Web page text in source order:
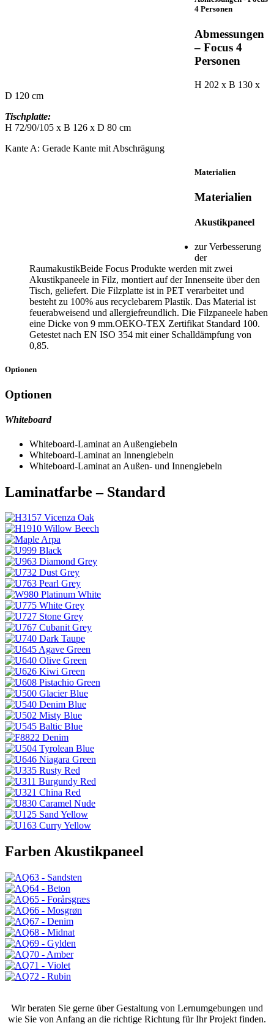
4 Personen
Abmessungen
– Focus 4
Personen
H 202 x B 130 x
D 120 cm
Tischplatte:
H 72/90/105 x B 126 x D 80 cm
Kante A: Gerade Kante mit Abschrägung
Materialien
Materialien
Akustikpaneel
zur Verbesserung
der
RaumakustikBeide Focus Produkte werden mit zwei
Akustikpaneele in Filz, montiert auf der Innenseite über den
Tisch, geliefert. Die Filzplatte ist in PET verarbeitet und
besteht zu 100% aus recyclebarem Plastik. Das Material ist
feuerabweisend und allergiefreundlich. Die Filzpaneele haben
eine Dicke von 9 mm.OEKO-TEX Zertifikat Standard 100.
Getestet nach EN ISO 354 mit einer Schalldämpfung von
0,85.
Optionen
Optionen
Whiteboard
Whiteboard-Laminat an Außengiebeln
Whiteboard-Laminat an Innengiebeln
Whiteboard-Laminat an Außen- und Innengiebeln
Laminatfarbe – Standard
Farben Akustikpaneel
Wir beraten Sie gerne über Gestaltung von Lernumgebungen und
wie Sie von Anfang an die richtige Richtung für Ihr Projekt finden.